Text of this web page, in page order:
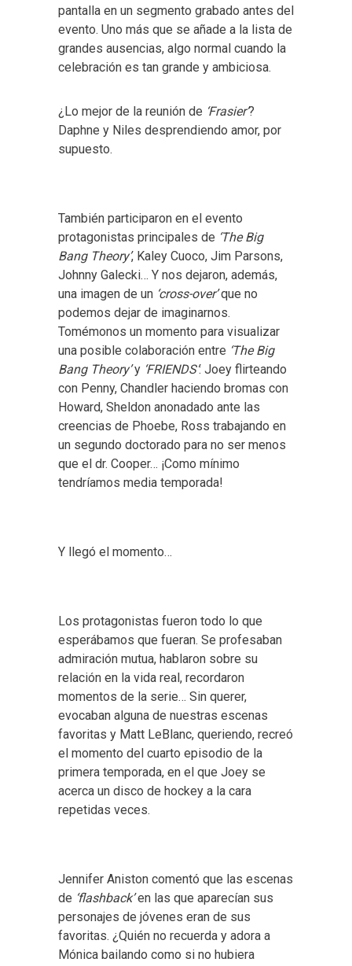
pantalla en un segmento grabado antes del
evento. Uno más que se añade a la lista de
grandes ausencias, algo normal cuando la
celebración es tan grande y ambiciosa.
¿Lo mejor de la reunión de ‘Frasier’?
Daphne y Niles desprendiendo amor, por
supuesto.
También participaron en el evento
protagonistas principales de ‘The Big
Bang Theory’, Kaley Cuoco, Jim Parsons,
Johnny Galecki… Y nos dejaron, además,
una imagen de un ‘cross-over’que no
podemos dejar de imaginarnos.
Tomémonos un momento para visualizar
una posible colaboración entre ‘The Big
Bang Theory’y ‘FRIENDS’: Joey flirteando
con Penny, Chandler haciendo bromas con
Howard, Sheldon anonadado ante las
creencias de Phoebe, Ross trabajando en
un segundo doctorado para no ser menos
que el dr. Cooper… ¡Como mínimo
tendríamos media temporada!
Y llegó el momento…
Los protagonistas fueron todo lo que
esperábamos que fueran. Se profesaban
admiración mutua, hablaron sobre su
relación en la vida real, recordaron
momentos de la serie… Sin querer,
evocaban alguna de nuestras escenas
favoritas y Matt LeBlanc, queriendo, recreó
el momento del cuarto episodio de la
primera temporada, en el que Joey se
acerca un disco de hockey a la cara
repetidas veces.
Jennifer Aniston comentó que las escenas
de ‘flashback’en las que aparecían sus
personajes de jóvenes eran de sus
favoritas. ¿Quién no recuerda y adora a
Mónica bailando como si no hubiera